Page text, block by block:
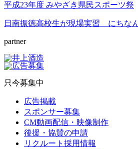
平成23年度 みやざき県民スポーツ祭
日南振徳高校生が現場実習 にちな
partner
只今募集中
広告掲載
スポンサー募集
CM動画配信・映像制作
後援・協賛の申請
リクルート採用情報